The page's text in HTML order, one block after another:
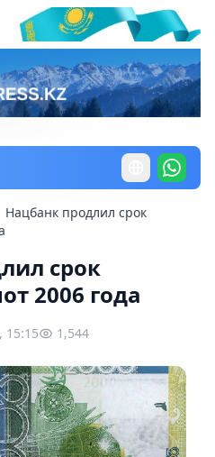
Нацбанк продлил срок
срок
2006 года
15:15 1,544